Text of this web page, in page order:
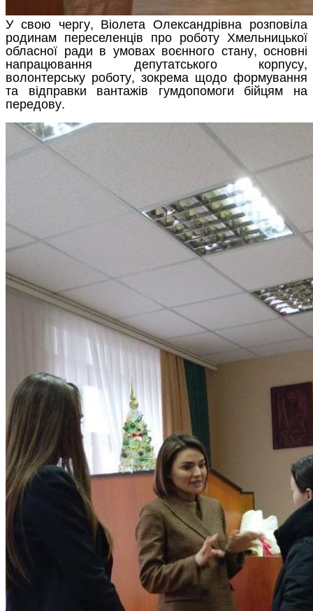
У свою чергу, Віолета Олександрівна розповіла
родинам переселенців про роботу Хмельницької
обласної ради в умовах воєнного стану, основні
напрацювання депутатського корпусу,
волонтерську роботу, зокрема щодо формування
та відправки вантажів гумдопомоги бійцям на
передову.